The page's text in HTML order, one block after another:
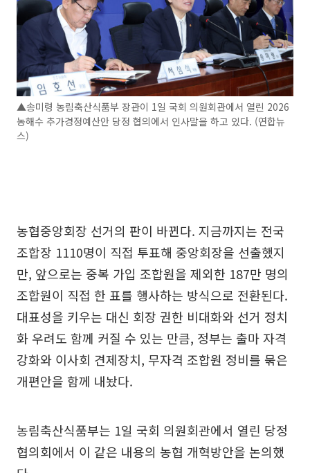
▲송미령 농림축산식품부 장관이 1일 국회 의원회관에서 열린 2026
농해수 추가경정예산안 당정 협의에서 인사말을 하고 있다. (연합뉴
스)
농협중앙회장 선거의 판이 바뀐다. 지금까지는 전국
조합장 1110명이 직접 투표해 중앙회장을 선출했지
만, 앞으로는 중복 가입 조합원을 제외한 187만 명의
조합원이 직접 한 표를 행사하는 방식으로 전환된다.
대표성을 키우는 대신 회장 권한 비대화와 선거 정치
화 우려도 함께 커질 수 있는 만큼, 정부는 출마 자격
강화와 이사회 견제장치, 무자격 조합원 정비를 묶은
개편안을 함께 내놨다.
농림축산식품부는 1일 국회 의원회관에서 열린 당정
협의회에서 이 같은 내용의 농협 개혁방안을 논의했